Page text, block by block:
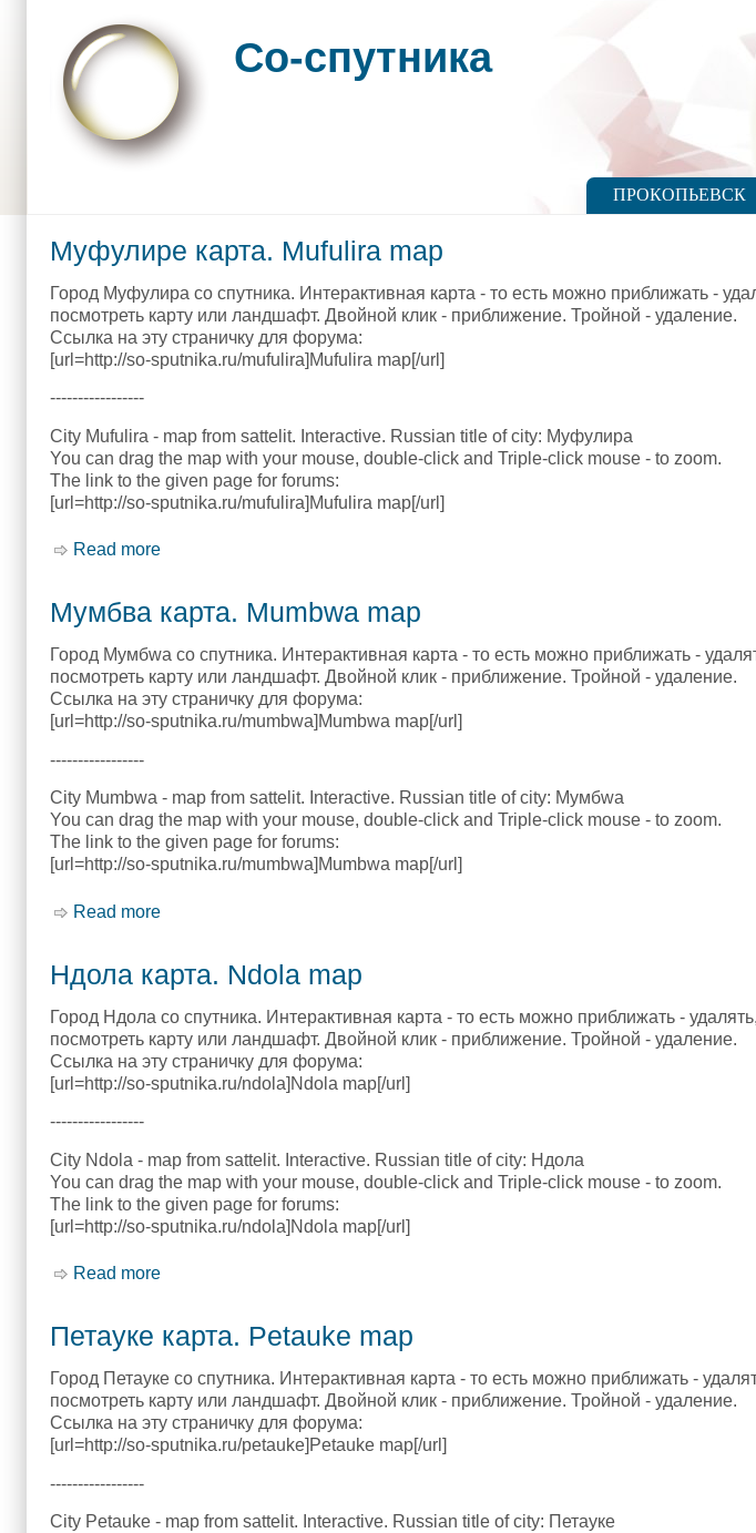
Со-спутника
ПРОКОПЬЕВСК
Муфулире карта. Mufulira map
Город Муфулира со спутника. Интерактивная карта - то есть можно приближать -
посмотреть карту или ландшафт. Двойной клик - приближение. Тройной - удаление.
Ссылка на эту страничку для форума:
[url=http://so-sputnika.ru/mufulira]Mufulira map[/url]
-----------------
City Mufulira - map from sattelit. Interactive. Russian title of city: Муфулира
You can drag the map with your mouse, double-click and Triple-click mouse - to zoom.
The link to the given page for forums:
[url=http://so-sputnika.ru/mufulira]Mufulira map[/url]
Read more
Мумбва карта. Mumbwa map
Город Мумбwа со спутника. Интерактивная карта - то есть можно приближать -
посмотреть карту или ландшафт. Двойной клик - приближение. Тройной - удаление.
Ссылка на эту страничку для форума:
[url=http://so-sputnika.ru/mumbwa]Mumbwa map[/url]
-----------------
City Mumbwa - map from sattelit. Interactive. Russian title of city: Мумбwа
You can drag the map with your mouse, double-click and Triple-click mouse - to zoom.
The link to the given page for forums:
[url=http://so-sputnika.ru/mumbwa]Mumbwa map[/url]
Read more
Ндола карта. Ndola map
Город Ндола со спутника. Интерактивная карта - то есть можно приближать -
посмотреть карту или ландшафт. Двойной клик - приближение. Тройной - удаление.
Ссылка на эту страничку для форума:
[url=http://so-sputnika.ru/ndola]Ndola map[/url]
-----------------
City Ndola - map from sattelit. Interactive. Russian title of city: Ндола
You can drag the map with your mouse, double-click and Triple-click mouse - to zoom.
The link to the given page for forums:
[url=http://so-sputnika.ru/ndola]Ndola map[/url]
Read more
Петауке карта. Petauke map
Город Петауке со спутника. Интерактивная карта - то есть можно приближать -
посмотреть карту или ландшафт. Двойной клик - приближение. Тройной - удаление.
Ссылка на эту страничку для форума:
[url=http://so-sputnika.ru/petauke]Petauke map[/url]
-----------------
City Petauke - map from sattelit. Interactive. Russian title of city: Петауке